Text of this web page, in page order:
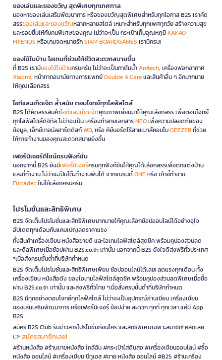
ของเล่นและของขวัญ สุดพิเศษทุกเทศกาล
มองหาของเล่นเสริมพัฒนาการ หรือของขวัญสุดพิเศษสำหรับทุกโอกาส B2S เราคัด
สรรของเล่นและของขวัญหลากหลายสไตล์ เหมาะสำหรับทุกเพศทุกวัย สร้างความสุข
และรอยยิ้มให้กับคนพิเศษของคุณ ไม่ว่าจะเป็น กระเป๋าเก็บอุณหภูมิKAKAO
FRIENDS หรือเกมจดหมายรักSIAM BOARDGAMES เรามีครบ!
ของใช้ในบ้าน ไอเทมที่ช่วยให้ชีวิตสะดวกสบายขึ้น
ที่ B2S เรามีของใช้ในบ้านครบครัน ไม่ว่าจะเป็นกาต้มน้ำAnitech, เครื่องฟอกอากาศ
Xiaomi, หน้ากากอนามัยทางการแพทย์Double A Careและสินค้าอื่น ๆ อีกมากมาย
ให้คุณเลือกสรร
ไอทีและแก็ดเจ็ต ล้ำสมัย ตอบโจทย์ทุกไลฟ์สไตล์
B2S ได้คัดสรรสินค้าไอทีและแก็ดเจ็ตคุณภาพเยี่ยมมาให้คุณเลือกสรร เพื่อตอบโจทย์
ทุกไลฟ์สไตล์ดิจิทัล ไม่ว่าจะเป็น เครื่องทำลายเอกสารNEOเพื่อความปลอดภัยของ
ข้อมูล, เอ็กซ์เทอนัลฮาร์ดดิสก์WD, หรือ คีย์บอร์ดไร้สายเมาส์คอมโบGEEZERที่ช่วย
ให้การทำงานของคุณสะดวกสบายยิ่งขึ้น
เฟอร์นิเจอร์ดีไซน์ครบฟังก์ชั่น
นอกจากนี้ B2S ยังมีเฟอร์นิเจอร์ครบทุกฟังก์ชันให้คุณได้เลือกสรรเพื่อตกแต่งบ้าน
และที่ทำงาน ไม่ว่าจะเป็นโต๊ะทำงานพับได้ จากแบรนด์ONEหรือ เก้าอี้ทำงาน
Furradecก็มีให้เลือกครบครัน
โปรโมชั่นและสิทธิพิเศษ
B2S จัดเต็มโปรโมชั่นและสิทธิพิเศษมากมายให้คุณเลือกช้อปออนไลน์ได้อย่างจุใจ
อัปเดตทุกเดือนกับแคมเปญลดราคาแรง
ทั้งสินค้าเครื่องเขียน หนังสือขายดี และไอเทมไลฟ์สไตล์สุดชิค พร้อมคูปองส่วนลด
และดีลพิเศษเมื่อช้อปผ่าน B2S.co.th เท่านั้น นอกจากนี้ B2S ยังใจดีส่งฟรีทั่วประเทศ
*เมื่อสั่งครบขั้นต่ำที่บริษัทกำหนด
B2S จัดเต็มโปรโมชั่นและสิทธิพิเศษเพียบ ช้อปออนไลน์ได้เลย! ลดแรงทุกเดือน ทั้ง
เครื่องเขียน หนังสือดัง ของไอเทมไลฟ์สไตล์สุดชิค พร้อมคูปองส่วนลดพิเศษเมื่อซื้อ
ผ่าน B2S.co.th เท่านั้น และส่งฟรีทั่วไทย *เมื่อสั่งครบขั้นต่ำที่บริษัทกำหนด
B2S มีทุกอย่างตอบโจทย์ทุกไลฟ์สไตล์ ไม่ว่าจะเป็นอุปกรณ์อ่านเขียน เครื่องเขียน
ของเล่นเสริมพัฒนาการ หรือเฟอร์นิเจอร์ ช้อปง่าย สะดวก ทุกที่ ทุกเวลา แค่มี App
B2S
สมัคร B2S Club รับข่าวสารโปรโมชั่นก่อนใคร และสิทธิพิเศษเฉพาะสมาชิก! คลิกเลย
👉 สมัครสมาชิกเลย!
#ร้านหนังสือ #ร้านขายหนังสือ ใกล้ฉัน #กระเป๋าใส่ดินสอ #เครื่องเขียนออนไลน์ #ซื้อ
หนังสือ ออนไลน์ #เครื่องเขียน บีทูเอส #ขาย หนังสือ ออนไลน์ #B2S #ร้านเครื่อง